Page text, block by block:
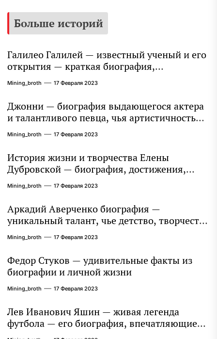
Больше историй
Галилео Галилей — известный ученый и его
открытия — краткая биография,
достижения и вклад в науку
Mining_broth 17 Февраля 2023
Джонни — биография выдающегося актера
и талантливого певца, чья артистичность
захватывает миллионы сердец
Mining_broth 17 Февраля 2023
История жизни и творчества Елены
Дубровской — биография, достижения,
интересные факты
Mining_broth 17 Февраля 2023
Аркадий Аверченко биография —
уникальный талант, чье детство, творчество
и литературное наследие продолжают
восхищать миллионы
Mining_broth 17 Февраля 2023
Федор Стуков — удивительные факты из
биографии и личной жизни
Mining_broth 17 Февраля 2023
Лев Иванович Яшин — живая легенда
футбола — его биография, впечатляющие
достижения и интересная личная жизнь